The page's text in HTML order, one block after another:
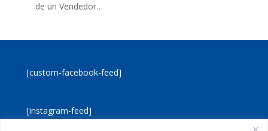
de un Vendedor…
[custom-facebook-feed]
[instagram-feed]